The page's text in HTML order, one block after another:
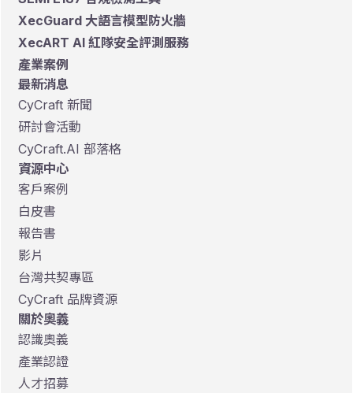
XecGuard 大語言模型防火牆
XecART AI 紅隊安全評測服務
產業案例
最新消息
CyCraft 新聞
研討會活動
CyCraft.AI 部落格
資源中心
客戶案例
白皮書
報告書
影片
台灣共契專區
CyCraft 品牌資源
關於奧義
認識奧義
產業認證
人才招募